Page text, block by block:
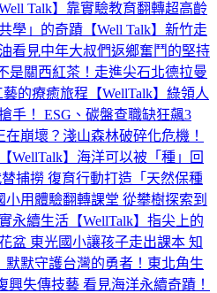
Talk】 靠實驗教育翻轉超高齡
學」的奇蹟【Well Talk】 新竹走
看見中年大叔們返鄉奮鬥的堅持
是關西紅茶！走進尖石北德拉曼
的療癒旅程【WellTalk】 綠領人
手！ ESG、碳盤查職缺狂飆3
在崩壞？淺山森林破碎化危機！
WellTalk】 海洋可以被「種」回
捕撈 復育行動打造「天然保種
小用體驗翻轉課堂 從攀樹探索到
永續生活【WellTalk】 指尖上的
盆 東光國小讓孩子走出課本 知
默默守護台灣的勇者！東北角生
興失傳技藝 看見海洋永續奇蹟！